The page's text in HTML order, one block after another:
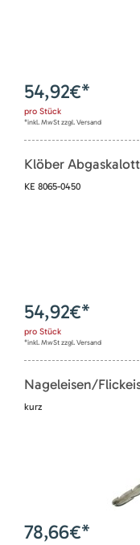
54,92€*
pro Stück
*inkl. MwSt zzgl. Versand
Klöber
KE 8065-0450
54,92€*
pro Stück
*inkl. MwSt zzgl. Versand
Nageleisen/
kurz
78,66€*